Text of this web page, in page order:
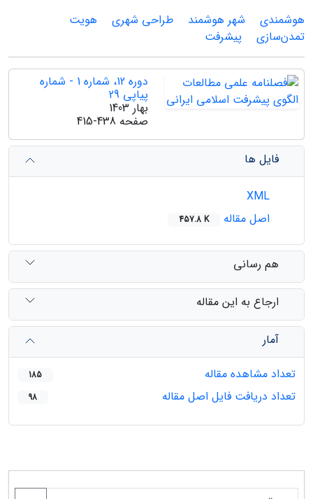
هوشمندی
شهر هوشمند طراحی شهری
هویت
تمدن‌سازی
پیشرفت
دوره 12، شماره 1 - شماره
پیاپی 29
بهار 1403
صفحه 415-438
فایل ها
اصل مقاله
457.8 K
هم رسانی
ارجاع به این مقاله
آمار
تعداد مشاهده مقاله
185
تعداد دریافت فایل اصل مقاله 98